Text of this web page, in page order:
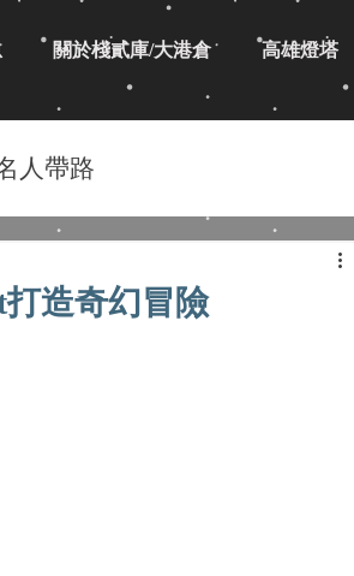
關於棧貳庫/大港倉 高雄燈塔
人帶路
造奇幻冒險